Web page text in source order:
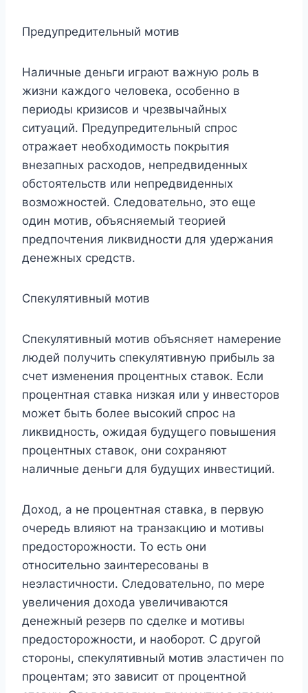
Предупредительный мотив
Наличные деньги играют важную роль в
жизни каждого человека, особенно в
периоды кризисов и чрезвычайных
ситуаций. Предупредительный спрос
отражает необходимость покрытия
внезапных расходов, непредвиденных
обстоятельств или непредвиденных
возможностей. Следовательно, это еще
один мотив, объясняемый теорией
предпочтения ликвидности для удержания
денежных средств.
Спекулятивный мотив
Спекулятивный мотив объясняет намерение
людей получить спекулятивную прибыль за
счет изменения процентных ставок. Если
процентная ставка низкая или у инвесторов
может быть более высокий спрос на
ликвидность, ожидая будущего повышения
процентных ставок, они сохраняют
наличные деньги для будущих инвестиций.
Доход, а не процентная ставка, в первую
очередь влияют на транзакцию и мотивы
предосторожности. То есть они
относительно заинтересованы в
неэластичности. Следовательно, по мере
увеличения дохода увеличиваются
денежный резерв по сделке и мотивы
предосторожности, и наоборот. С другой
стороны, спекулятивный мотив эластичен по
процентам; это зависит от процентной